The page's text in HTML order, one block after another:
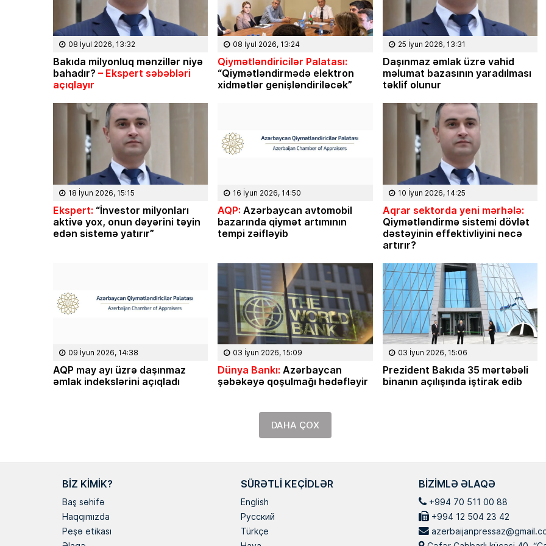
08 İyul 2026, 13:32
Bakıda milyonluq mənzillər niyə
bahadır? – Ekspert səbəbləri
açıqlayır
08 İyul 2026, 13:24
Qiymətləndiricilər Palatası:
“Qiymətləndirmədə elektron
xidmətlər genişləndiriləcək”
25 İyun 2026, 13:31
Daşınmaz əmlak üzrə vahid
məlumat bazasının yaradılması
təklif olunur
18 İyun 2026, 15:15
Ekspert: “İnvestor milyonları
aktivə yox, onun dəyərini təyin
edən sistemə yatırır”
16 İyun 2026, 14:50
AQP: Azərbaycan avtomobil
bazarında qiymət artımının
tempi zəifləyib
10 İyun 2026, 14:25
Aqrar sektorda yeni mərhələ:
Qiymətləndirmə sistemi dövlət
dəstəyinin effektivliyini necə
artırır?
09 İyun 2026, 14:38
AQP may ayı üzrə daşınmaz
əmlak indekslərini açıqladı
03 İyun 2026, 15:09
Dünya Bankı: Azərbaycan
şəbəkəyə qoşulmağı hədəfləyir
03 İyun 2026, 15:06
Prezident Bakıda 35 mərtəbəli
binanın açılışında iştirak edib
DAHA ÇOX
Ərkivan qəsəbəsaində
Memarlıq və İnşaat
iqtisadçı-mühəndis ixtisası
İqtisad elmləri doktorudur.
“İnanıram ki, mənim axıra çatdıra
bilmədiyim taleyüklü məsələləri, planları,
işləri sizin köməyiniz və dəstəyinizlə İlham
Əliyev başa çatdıra biləcək. Mən […]
Türkiyədə 2023-cü ilin avqust ayında
növbəti prezident seçkiləri keçiriləcək.
Seçkilərə bir ildən çox vaxt qalmasına
baxmayaraq, Türkiyə cəmiyyətində
indidən müzakirələr […]
BIZ KIMIK?
Baş səhifə
Haqqımızda
Peşə etikası
SÜRƏTLI KEÇIDLƏR
English
Русский
Türkçe
BIZIMLƏ ƏLAQƏ
+994 70 511 00 88
+994 12 504 23 42